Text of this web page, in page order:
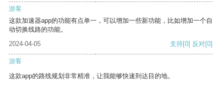
游客
这款加速器app的功能有点单一，可以增加一些新功能，比如增加一个自
动切换线路的功能。
2024-04-05
支持[0] 反对[0]
游客
这款app的路线规划非常精准，让我能够快速到达目的地。